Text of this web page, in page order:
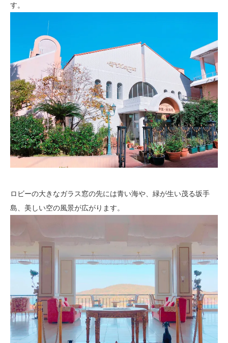
す。
ロビーの大きなガラス窓の先には青い海や、緑が生い茂る坂手
島、美しい空の風景が広がります。